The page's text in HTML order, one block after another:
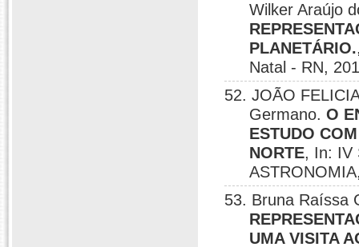
Wilker Araújo
PLANETÁRIO.
Natal - RN,
52. JOÃO
Germano.O
ESTUDO
NORTE, In: IV
53. Bruna Raíssa
UMA VISITA